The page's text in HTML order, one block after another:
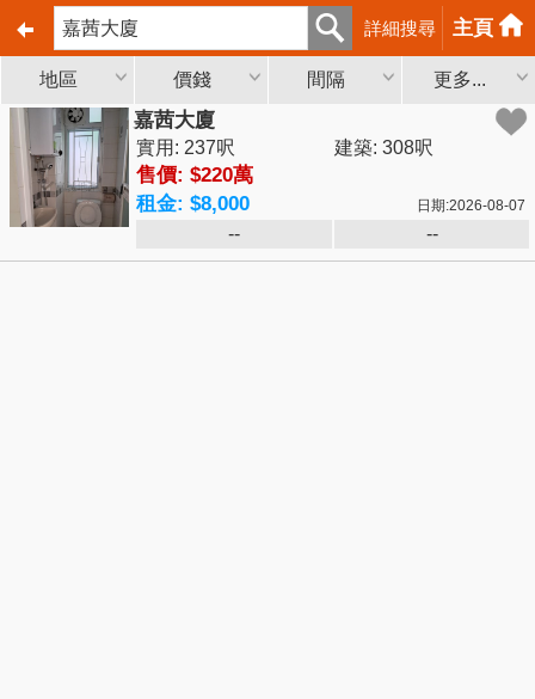
詳細搜尋 主頁
地區 價錢 間隔 更多...
嘉茜大廈
實用: 237呎 建築: 308呎
售價: $220萬
租金: $8,000
日期:2026-08-07
-- --